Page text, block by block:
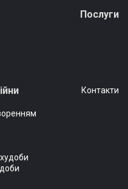
Послуги
Контакти